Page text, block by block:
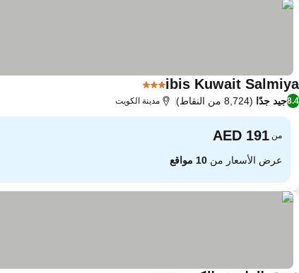
ibis Kuwait Salmiya3 عدد النجوم
8.4جيد جدًا (8,724 من النقاط) مدينة الكويت
من
عرض الأسعار من 10 مواقع